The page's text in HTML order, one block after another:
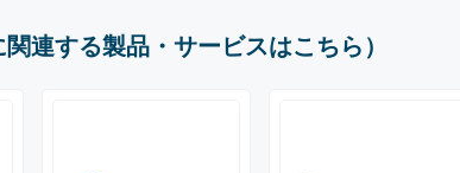
連する製品・サービスはこちら）